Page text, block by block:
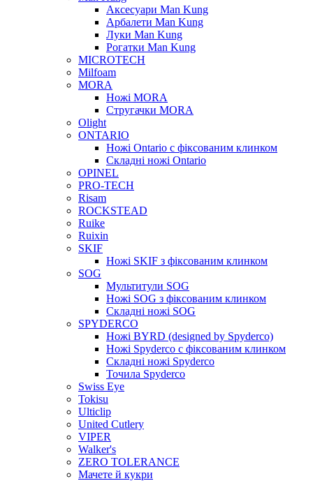
Аксесуари Man Kung
Арбалети Man Kung
Луки Man Kung
Рогатки Man Kung
MICROTECH
Milfoam
MORA
Ножі MORA
Стругачки MORA
Olight
ONTARIO
Ножі Ontario c фіксованим клинком
Складні ножі Ontario
OPINEL
PRO-TECH
Risam
ROCKSTEAD
Ruike
Ruixin
SKIF
Ножі SKIF з фіксованим клинком
SOG
Мультитули SOG
Ножі SOG з фіксованим клинком
Складні ножі SOG
SPYDERCO
Ножі BYRD (designed by Spyderco)
Ножі Spyderco c фіксованим клинком
Складні ножі Spyderco
Точила Spyderco
Swiss Eye
Tokisu
Ulticlip
United Cutlery
VIPER
Walker's
ZERO TOLERANCE
Мачете й кукри